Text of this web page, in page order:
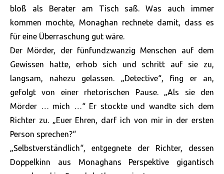
bloß als Berater am Tisch saß. Was auch immer
kommen mochte, Monaghan rechnete damit, dass es
für eine Überraschung gut wäre.
Der Mörder, der fünfundzwanzig Menschen auf dem
Gewissen hatte, erhob sich und schritt auf sie zu,
langsam, nahezu gelassen. „Detective“, fing er an,
gefolgt von einer rhetorischen Pause. „Als sie den
Mörder … mich …“ Er stockte und wandte sich dem
Richter zu. „Euer Ehren, darf ich von mir in der ersten
Person sprechen?“
„Selbstverständlich“, entgegnete der Richter, dessen
Doppelkinn aus Monaghans Perspektive gigantisch